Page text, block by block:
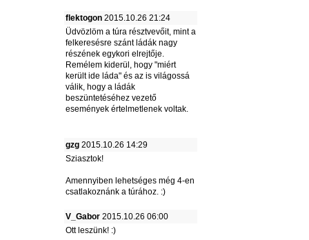
flektogon 2015.10.26 21:24
Üdvözlöm a túra résztvevőit, mint a
felkeresésre szánt ládák nagy
részének egykori elrejtője.
Remélem kiderül, hogy "miért
került ide láda" és az is világossá
válik, hogy a ládák
beszüntetéséhez vezető
események értelmetlenek voltak.
gzg 2015.10.26 14:29
Sziasztok!
Amennyiben lehetséges még 4-en
csatlakoznánk a túrához. :)
V_Gabor 2015.10.26 06:00
Ott leszünk! :)